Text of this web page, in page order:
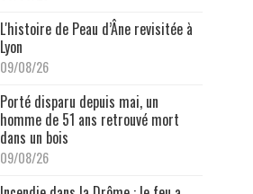
L'histoire de Peau d’Âne revisitée à
Lyon
09/08/26
Porté disparu depuis mai, un
homme de 51 ans retrouvé mort
dans un bois
09/08/26